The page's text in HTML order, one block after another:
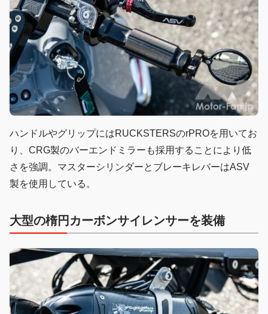
ハンドルやグリップにはRUCKSTERSのrPROを用いてお
り、CRG製のバーエンドミラーも採用することにより低
さを強調。マスターシリンダーとブレーキレバーはASV
製を使用している。
大型の楕円カーボンサイレンサーを装備